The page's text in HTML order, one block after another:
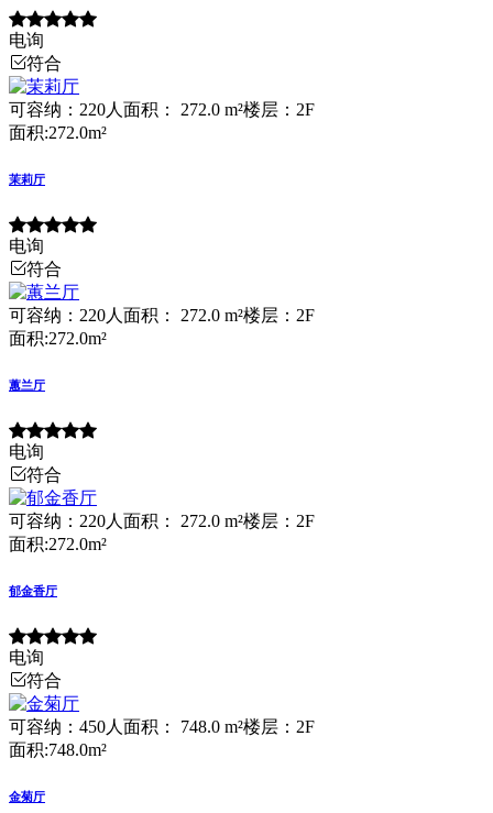
电询
符合
可容纳：220人 面积： 272.0 m²楼层：2F
面积:272.0m²
茉莉厅
电询
符合
可容纳：220人 面积： 272.0 m²楼层：2F
面积:272.0m²
蕙兰厅
电询
符合
可容纳：220人 面积： 272.0 m²楼层：2F
面积:272.0m²
郁金香厅
电询
符合
可容纳：450人 面积： 748.0 m²楼层：2F
面积:748.0m²
金菊厅